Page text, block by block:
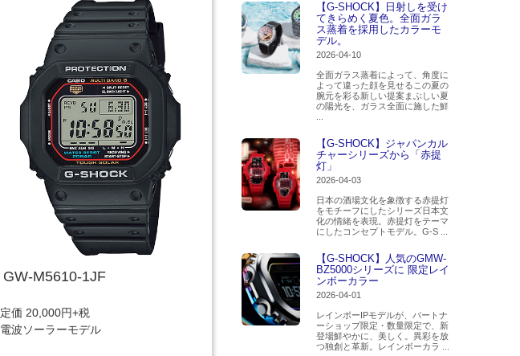
GW-M5610-1JF
定価 20,000円+税
電波ソーラーモデル
【G-SHOCK】日射しを受け
てきらめく夏色。全面ガラ
ス蒸着を採用したカラーモ
デル。
2026-04-10
全面ガラス蒸着によって、角度に
よって違った顔を見せるこの夏の
腕元を彩る新しい提案まぶしい夏
の陽光を、ガラス全面に施した鮮
【G-SHOCK】ジャパンカル
チャーシリーズから「赤提
灯」
2026-04-03
日本の酒場文化を象徴する赤提灯
をモチーフにしたシリーズ日本文
化の情緒を表現。赤提灯をテーマ
にしたコンセプトモデル。G-S ...
【G-SHOCK】人気のGMW-
BZ5000シリーズに 限定レイ
ンボーカラー
2026-04-01
レインボーIPモデルが、パートナ
ーショップ限定・数量限定で、新
登場鮮やかに、美しく。異彩を放
つ独創と革新。レインボーカラ ...